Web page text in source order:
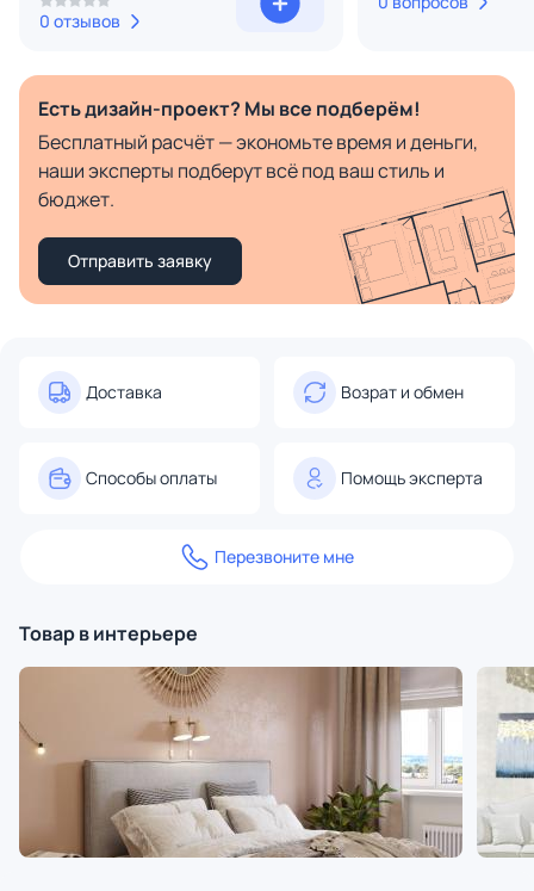
0 отзывов
Есть дизайн-проект? Мы все подберём!
Бесплатный расчёт — экономьте время и деньги,
наши эксперты подберут всё под ваш стиль и
бюджет.
Отправить заявку
Доставка Возрат и обмен
Способы оплаты Помощь эксперта
Перезвоните мне
Товар в интерьере